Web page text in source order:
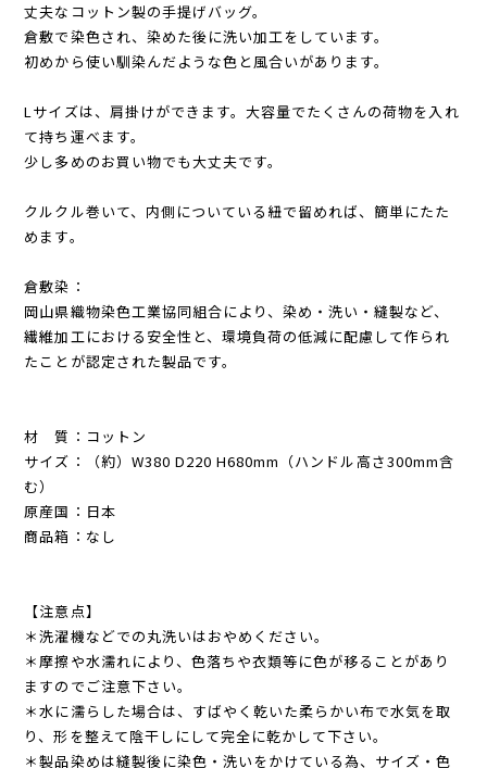
丈夫なコットン製の手提げバッグ。
倉敷で染色され、染めた後に洗い加工をしています。
初めから使い馴染んだような色と風合いがあります。
Lサイズは、肩掛けができます。大容量でたくさんの荷物を入れ
て持ち運べます。
少し多めのお買い物でも大丈夫です。
クルクル巻いて、内側についている紐で留めれば、簡単にたた
めます。
倉敷染：
岡山県織物染色工業協同組合により、染め・洗い・縫製など、
繊維加工における安全性と、環境負荷の低減に配慮して作られ
たことが認定された製品です。
材 質：コットン
サイズ：（約）W380 D220 H680mm（ハンドル高さ300mm含
む）
原産国：日本
商品箱：なし
【注意点】
＊洗濯機などでの丸洗いはおやめください。
＊摩擦や水濡れにより、色落ちや衣類等に色が移ることがあり
ますのでご注意下さい。
＊水に濡らした場合は、すばやく乾いた柔らかい布で水気を取
り、形を整えて陰干しにして完全に乾かして下さい。
＊製品染めは縫製後に染色・洗いをかけている為、サイズ・色